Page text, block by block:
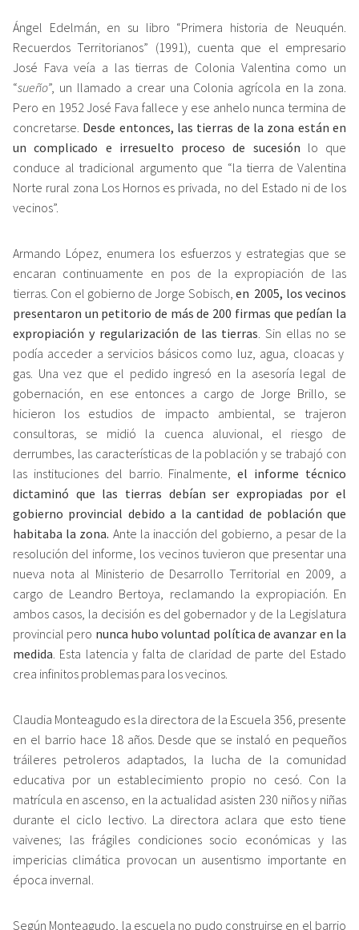
Ángel Edelmán, en su libro “Primera historia de Neuquén.
Recuerdos Territorianos” (1991), cuenta que el empresario
José Fava veía a las tierras de Colonia Valentina como un
“sueño”, un llamado a crear una Colonia agrícola en la zona.
Pero en 1952 José Fava fallece y ese anhelo nunca termina de
concretarse. Desde entonces, las tierras de la zona están en
un complicado e irresuelto proceso de sucesión lo que
conduce al tradicional argumento que “la tierra de Valentina
Norte rural zona Los Hornos es privada, no del Estado ni de los
vecinos”.
Armando López, enumera los esfuerzos y estrategias que se
encaran continuamente en pos de la expropiación de las
tierras. Con el gobierno de Jorge Sobisch, en 2005, los vecinos
presentaron un petitorio de más de 200 firmas que pedían la
expropiación y regularización de las tierras . Sin ellas no se
podía acceder a servicios básicos como luz, agua, cloacas y
gas. Una vez que el pedido ingresó en la asesoría legal de
gobernación, en ese entonces a cargo de Jorge Brillo, se
hicieron los estudios de impacto ambiental, se trajeron
consultoras, se midió la cuenca aluvional, el riesgo de
derrumbes, las características de la población y se trabajó con
las instituciones del barrio. Finalmente,el informe técnico
dictaminó que las tierras debían ser expropiadas por el
gobierno provincial debido a la cantidad de población que
habitaba la zona. Ante la inacción del gobierno, a pesar de la
resolución del informe, los vecinos tuvieron que presentar una
nueva nota al Ministerio de Desarrollo Territorial en 2009, a
cargo de Leandro Bertoya, reclamando la expropiación. En
ambos casos, la decisión es del gobernador y de la Legislatura
provincial pero nunca hubo voluntad política de avanzar en la
medida . Esta latencia y falta de claridad de parte del Estado
crea infinitos problemas para los vecinos.
Claudia Monteagudo es la directora de la Escuela 356, presente
en el barrio hace 18 años. Desde que se instaló en pequeños
tráileres petroleros adaptados, la lucha de la comunidad
educativa por un establecimiento propio no cesó. Con la
matrícula en ascenso, en la actualidad asisten 230 niños y niñas
durante el ciclo lectivo. La directora aclara que esto tiene
vaivenes; las frágiles condiciones socio económicas y las
impericias climática provocan un ausentismo importante en
época invernal.
Según Monteagudo, la escuela no pudo construirse en el barrio